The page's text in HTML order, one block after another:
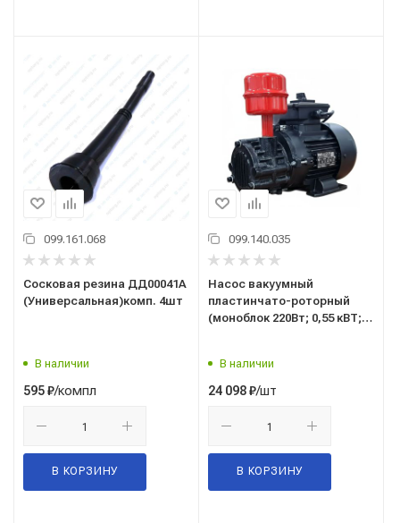
099.161.068
Сосковая резина ДД00041А
(Универсальная)комп. 4шт
В наличии
595₽/компл
В КОРЗИНУ
099.140.035
Насос вакуумный
пластинчато-роторный
(моноблок 220Вт; 0,55 кВТ;
В наличии
24 098₽/шт
В КОРЗИНУ